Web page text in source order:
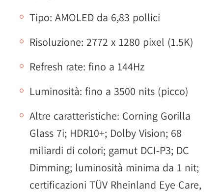
Tipo: AMOLED da 6,83 pollici
Risoluzione: 2772 x 1280 pixel (1.5K)
Refresh rate: fino a 144Hz
Luminosità: fino a 3500 nits (picco)
Altre caratteristiche: Corning Gorilla
Glass 7i; HDR10+; Dolby Vision; 68
miliardi di colori; gamut DCI-P3; DC
Dimming; luminosità minima da 1 nit;
certificazioni TÜV Rheinland Eye Care,